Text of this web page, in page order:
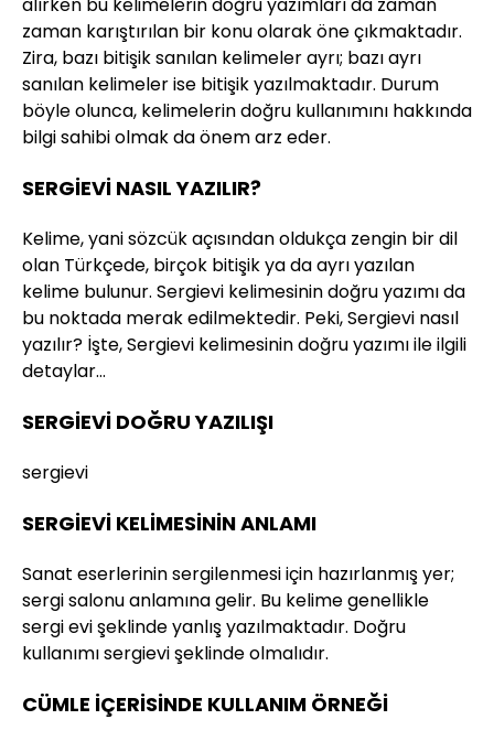
zaman karıştırılan bir konu olarak öne çıkmaktadır.
Zira, bazı bitişik sanılan kelimeler ayrı; bazı ayrı
sanılan kelimeler ise bitişik yazılmaktadır. Durum
böyle olunca, kelimelerin doğru kullanımını hakkında
bilgi sahibi olmak da önem arz eder.
SERGİEVİ NASIL YAZILIR?
Kelime, yani sözcük açısından oldukça zengin bir dil
olan Türkçede, birçok bitişik ya da ayrı yazılan
kelime bulunur. Sergievi kelimesinin doğru yazımı da
bu noktada merak edilmektedir. Peki, Sergievi nasıl
yazılır? İşte, Sergievi kelimesinin doğru yazımı ile ilgili
detaylar…
SERGİEVİ DOĞRU YAZILIŞI
sergievi
SERGİEVİ KELİMESİNİN ANLAMI
Sanat eserlerinin sergilenmesi için hazırlanmış yer;
sergi salonu anlamına gelir. Bu kelime genellikle
sergi evi şeklinde yanlış yazılmaktadır. Doğru
kullanımı sergievi şeklinde olmalıdır.
CÜMLE İÇERİSİNDE KULLANIM ÖRNEĞİ